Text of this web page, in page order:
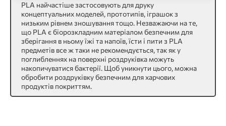
PLA найчастіше застосовують для друку
концептуальних моделей, прототипів, іграшок з
низьким рівнем зношування тощо. Незважаючи на те,
що PLA є біорозкладним матеріалом безпечним для
зберігання в ньому їжі та напоїв, їсти і пити з PLA
предметів все ж таки не рекомендується, так як у
поглибленнях на поверхні роздруківка можуть
накопичуватися бактерії. Щоб уникнути цього, можна
обробити роздруківку безпечним для харчових
продуктів покриттям.